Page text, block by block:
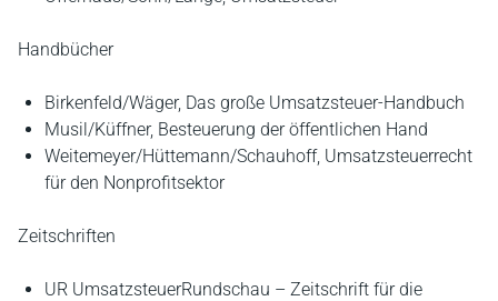
Handbücher
Birkenfeld/Wäger, Das große Umsatzsteuer-Handbuch
Musil/Küffner, Besteuerung der öffentlichen Hand
Weitemeyer/Hüttemann/Schauhoff, Umsatzsteuerrecht
für den Nonprofitsektor
Zeitschriften
UR UmsatzsteuerRundschau – Zeitschrift für die